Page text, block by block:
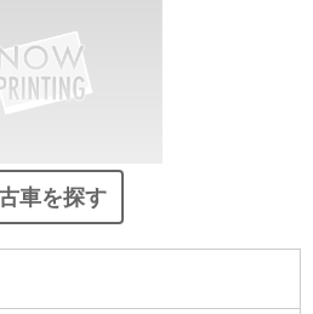
車を探す